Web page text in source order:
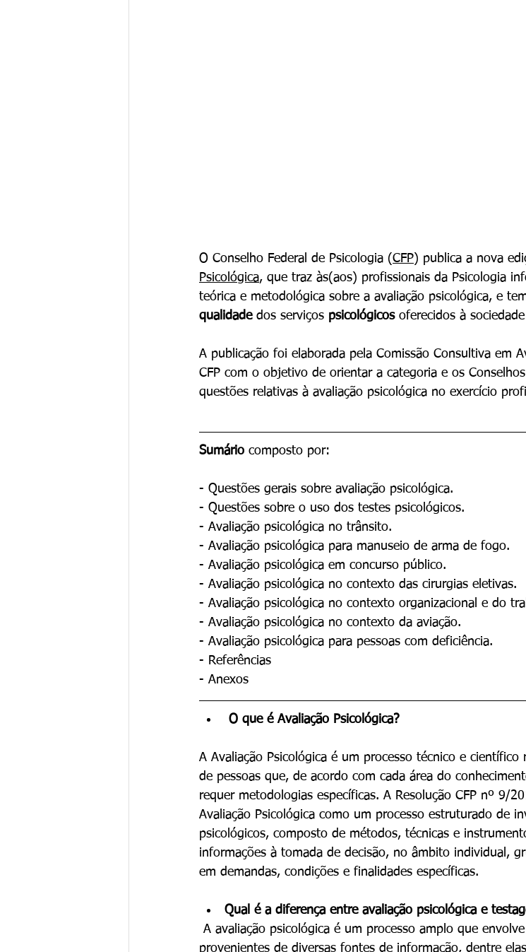
O Conselho Federal de Psicologia (CFP) publica a nova
Psicológica, que traz às(aos) profissionais da Psicologia
teórica e metodológica sobre a avaliação psicológica, e
qualidade dos serviços psicológicos oferecidos à
A publicação foi elaborada pela Comissão Consultiva em
CFP com o objetivo de orientar a categoria e os
questões relativas à avaliação psicológica no exercício
Sumário composto por:
- Questões gerais sobre avaliação psicológica.
- Questões sobre o uso dos testes psicológicos.
- Avaliação psicológica no trânsito.
- Avaliação psicológica para manuseio de arma de fogo.
- Avaliação psicológica em concurso público.
- Avaliação psicológica no contexto das cirurgias eletivas.
- Avaliação psicológica no contexto organizacional e do
- Avaliação psicológica no contexto da aviação.
- Avaliação psicológica para pessoas com deficiência.
- Referências
- Anexos
O que é Avaliação Psicológica?
A Avaliação Psicológica é um processo técnico e
de pessoas que, de acordo com cada área do
requer metodologias específicas. A Resolução CFP nº 9/
Avaliação Psicológica como um processo estruturado de
psicológicos, composto de métodos, técnicas e
informações à tomada de decisão, no âmbito individual,
em demandas, condições e finalidades específicas.
Qual é a diferença entre avaliação psicológica e
provenientes de diversas fontes de informação, dentre